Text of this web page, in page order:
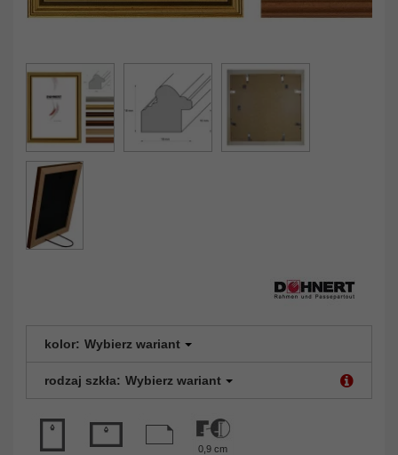
kolor: Wybierz wariant
rodzaj szkła: Wybierz wariant
0,9 cm